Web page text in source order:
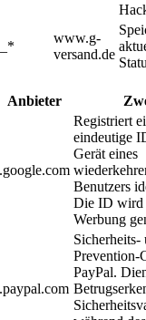
www.g-
versand.de
Anbieter
.google.com
Registriert
eindeutige
Gerät eines
Benutzers
Die ID wird
Werbung
.paypal.com
Sicherheits-
Prevention-
PayPal.